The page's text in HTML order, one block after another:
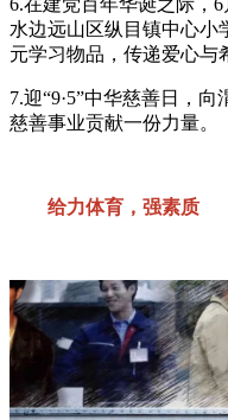
6.在建党百年华诞之际，
水边远山区纵目镇中心小
元学习物品，传递爱心与希
7.迎“9·5”中华慈善日，
慈善事业贡献一份力量。
给力体育，强素质